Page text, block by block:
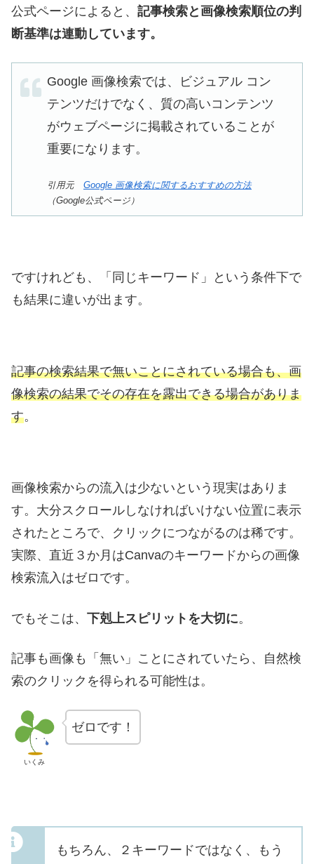
公式ページによると、 記事検索と画像検索順位の判
断基準は連動しています。
Google 画像検索では、ビジュアル コン
テンツだけでなく、質の高いコンテンツ
がウェブページに掲載されていることが
重要になります。
引用元 Google 画像検索に関するおすすめの方法
（Google公式ページ）
ですけれども、「同じキーワード」という条件下で
も結果に違いが出ます。
記事の検索結果で無いことにされている場合も、画
像検索の結果でその存在を露出できる場合がありま
す。
画像検索からの流入は少ないという現実はありま
す。大分スクロールしなければいけない位置に表示
されたところで、クリックにつながるのは稀です。
実際、直近３か月はCanvaのキーワードからの画像
検索流入はゼロです。
でもそこは、 下剋上スピリットを大切に。
記事も画像も「無い」ことにされていたら、自然検
索のクリックを得られる可能性は。
いくみ
ゼロです！
もちろん、２キーワードではなく、もう